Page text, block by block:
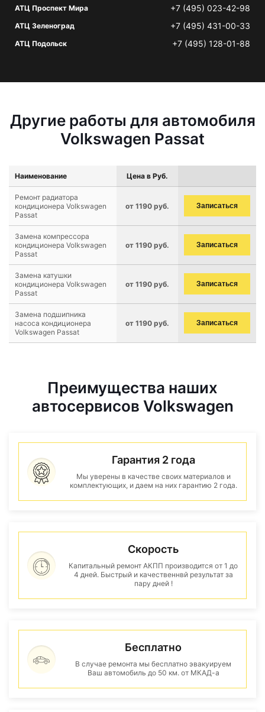
АТЦ Проспект Мира +7 (495) 023-42-98
АТЦ Зеленоград +7 (495) 431-00-33
АТЦ Подольск +7 (495) 128-01-88
Другие работы для автомобиля
Volkswagen Passat
Наименование Цена в Руб.
Ремонт радиатора
кондиционера Volkswagen
Passat
от 1190 руб. Записаться
Замена компрессора
кондиционера Volkswagen
Passat
от 1190 руб. Записаться
Замена катушки
кондиционера Volkswagen
Passat
от 1190 руб. Записаться
Замена подшипника
насоса кондиционера
Volkswagen Passat
от 1190 руб. Записаться
Преимущества наших
автосервисов Volkswagen
Гарантия 2 года
Мы уверены в качестве своих материалов и
комплектующих, и даем на них гарантию 2 года.
Скорость
Капитальный ремонт АКПП производится от 1 до
4 дней. Быстрый и качественнвй результат за
пару дней !
Бесплатно
В случае ремонта мы бесплатно эвакуируем
Ваш автомобиль до 50 км. от МКАД-а